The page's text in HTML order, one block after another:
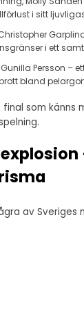
i sitt
i ett
Persson –
bland
som känns
av Sveriges